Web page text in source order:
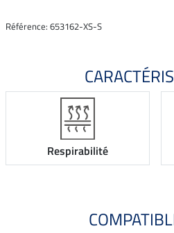
Référence: 653162-XS-S
Respirabilité